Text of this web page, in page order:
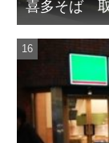
喜多そば